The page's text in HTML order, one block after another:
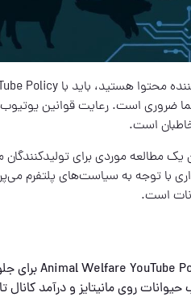
ضروری است. رعایت قوانین
است.
یک مطالعه موردی برای
با توجه به سیاست‌های
است.
روی مانیتایز و درآمد کانال